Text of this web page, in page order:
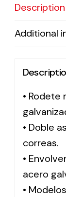
Description
Additional
•
• Doble
correas.
•
acero
•